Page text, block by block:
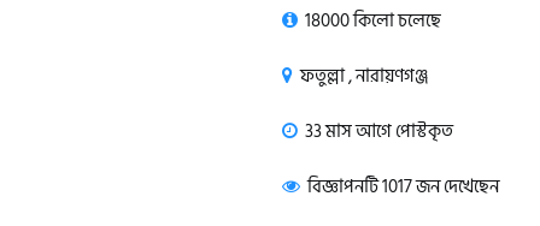
18000 কিলো চলেছে
ফতুল্লা , নারায়ণগঞ্জ
33 মাস আগে পোস্টকৃত
বিজ্ঞাপনটি 1017 জন দেখেছেন